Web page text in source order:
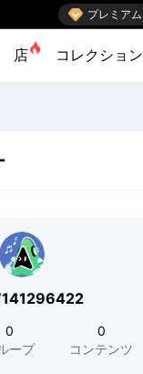
 プレミアム
店 コレクション
0
ープ
0
コンテンツ